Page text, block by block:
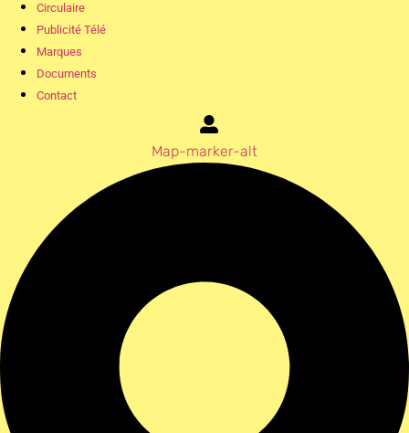
Circulaire
Publicité Télé
Marques
Documents
Contact
Map-marker-alt